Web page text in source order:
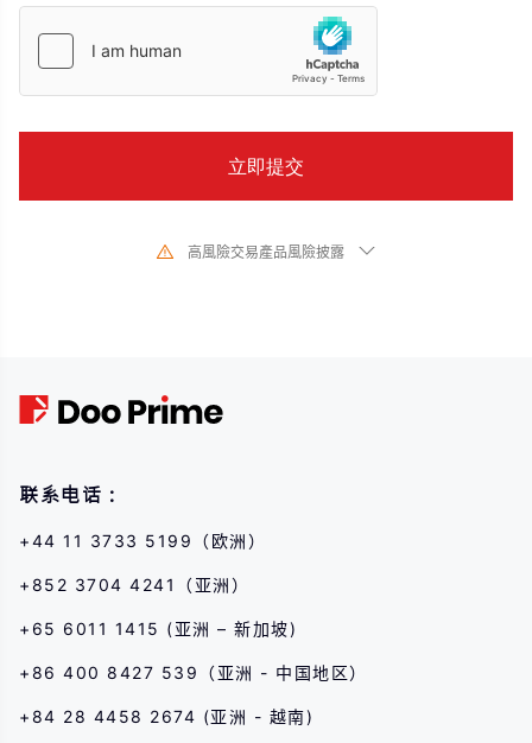
高風險交易產品風險披露
联系电话：
+44 11 3733 5199（欧洲）
+852 3704 4241（亚洲）
+65 6011 1415 (亚洲 – 新加坡)
+86 400 8427 539（亚洲 - 中国地区）
+84 28 4458 2674 (亚洲 - 越南)